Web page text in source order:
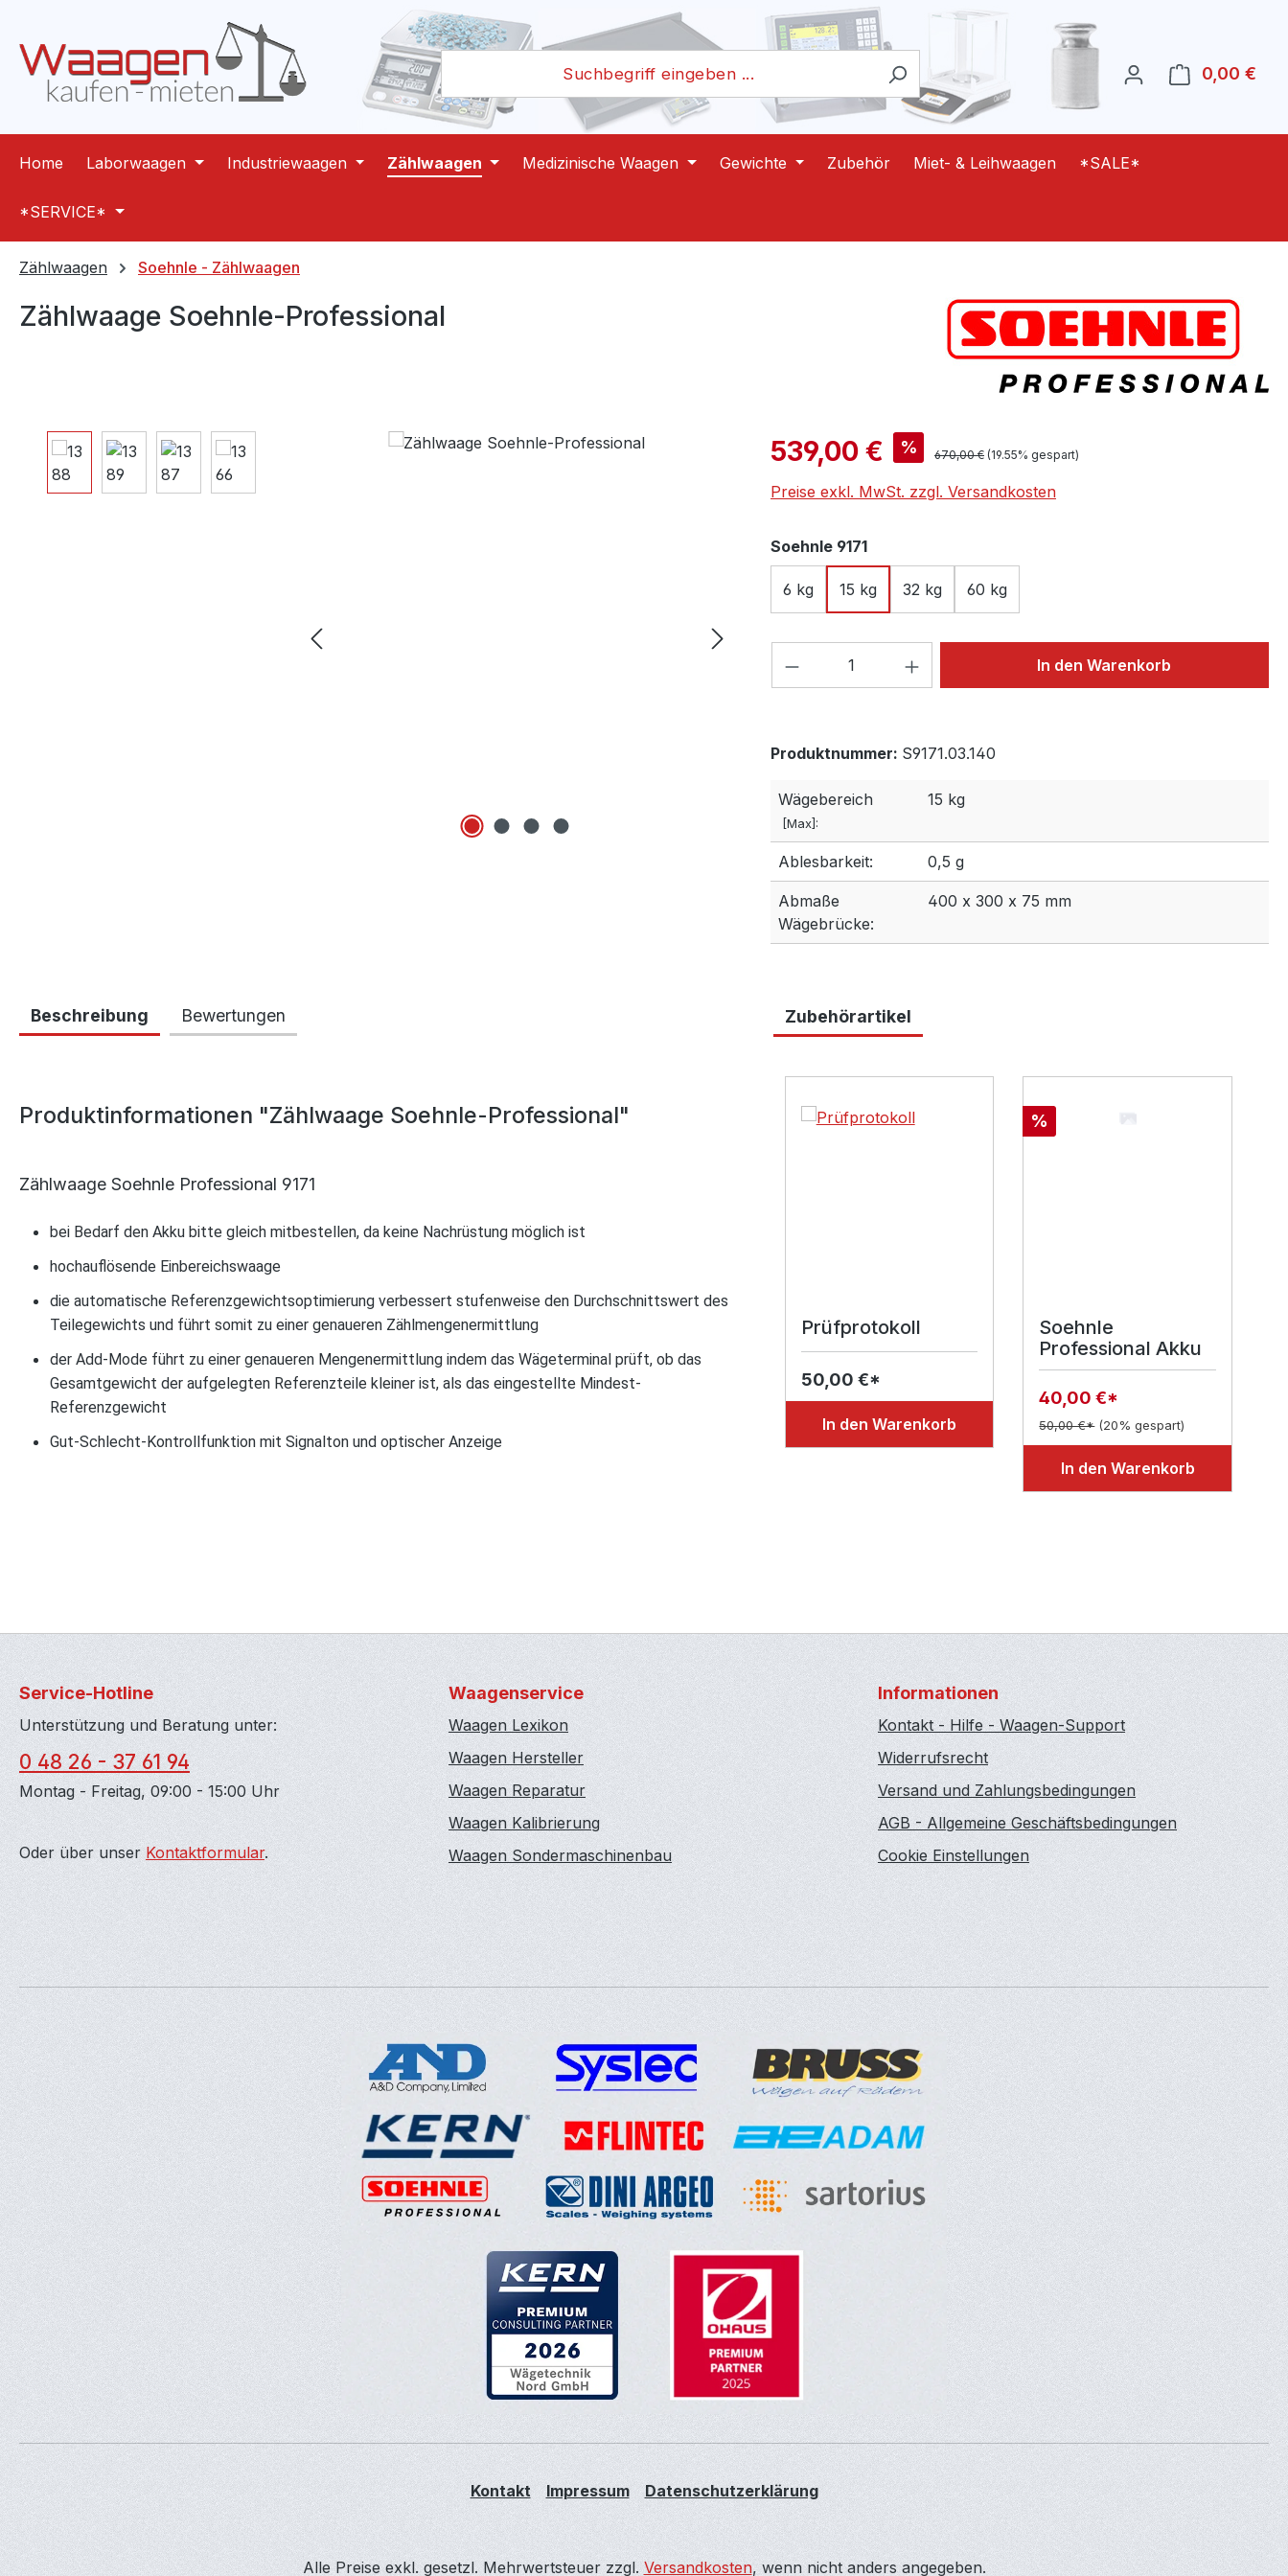
Zur Hauptnavigation springen
0,00 €
Home Laborwaagen Industriewaagen Zählwaagen Medizinische Waagen Gewichte Zubehör Miet- & Leihwaagen *SALE*
*SERVICE*
Zählwaagen Soehnle - Zählwaagen
Zählwaage Soehnle-Professional
Bildergalerie überspringen Verkaufspreis:
539,00 € % Regulärer Preis:
670,00 € (19.55% gespart)
Preise exkl. MwSt. zzgl. Versandkosten
Soehnle 9171auswählen
6 kg 15 kg 32 kg 60 kg
Produkt Anzahl: Gib den gewünschten Wert
In den Warenkorb
Produktnummer: S9171.03.140
Wägebereich
[Max]:
15 kg
Ablesbarkeit: 0,5 g
Abmaße
Wägebrücke:
400 x 300 x 75 mm
Beschreibung Bewertungen
Produktinformationen "Zählwaage Soehnle-Professional"
Zählwaage Soehnle Professional 9171
bei Bedarf den Akku bitte gleich mitbestellen, da keine Nachrüstung möglich ist
hochauflösende Einbereichswaage
die automatische Referenzgewichtsoptimierung verbessert stufenweise den Durchschnittswert des
Teilegewichts und führt somit zu einer genaueren Zählmengenermittlung
der Add-Mode führt zu einer genaueren Mengenermittlung indem das Wägeterminal prüft, ob das
Gesamtgewicht der aufgelegten Referenzteile kleiner ist, als das eingestellte Mindest-
Referenzgewicht
Gut-Schlecht-Kontrollfunktion mit Signalton und optischer Anzeige
Zubehörartikel
Prüfprotokoll
50,00 €*
In den Warenkorb
Rabatt
%
Soehnle
Professional Akku
40,00 €*
50,00 €* (20% gespart)
In den Warenkorb
Service-Hotline
Unterstützung und Beratung unter:
0 48 26 - 37 61 94
Montag - Freitag, 09:00 - 15:00 Uhr
Oder über unser Kontaktformular.
Waagenservice
Waagen Lexikon
Waagen Hersteller
Waagen Reparatur
Waagen Kalibrierung
Waagen Sondermaschinenbau
Informationen
Kontakt - Hilfe - Waagen-Support
Widerrufsrecht
Versand und Zahlungsbedingungen
AGB - Allgemeine Geschäftsbedingungen
Cookie Einstellungen
Kontakt Impressum Datenschutzerklärung
Alle Preise exkl. gesetzl. Mehrwertsteuer zzgl. Versandkosten, wenn nicht anders angegeben.